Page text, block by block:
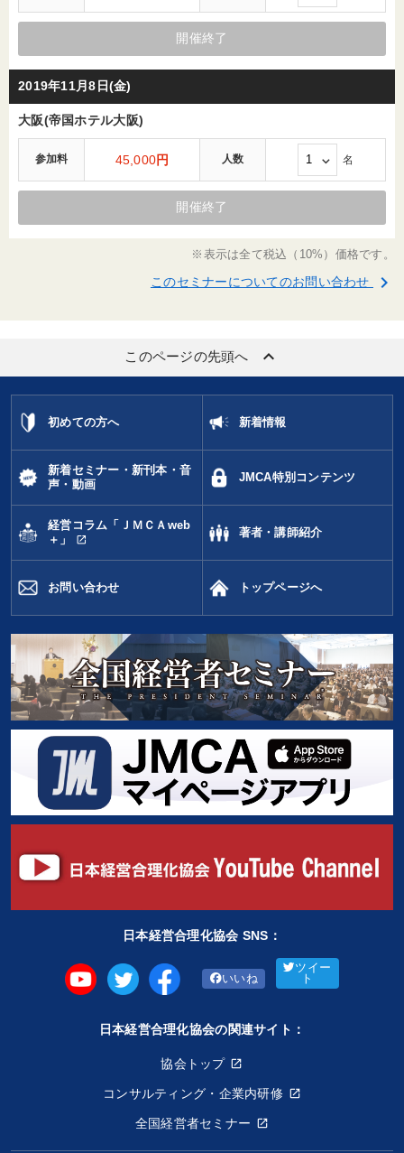
開催終了
2019年11月8日(金)
大阪(帝国ホテル大阪)
参加料 45,000円 人数 名
開催終了
※表示は全て税込（10%）価格です。
このセミナーについてのお問い合わせ keyboard_arrow_right
このページの先頭へ keyboard_arrow_up
初めての方へ 新着情報
新着セミナー・新刊本・音
声・動画
JMCA特別コンテンツ
経営コラム「ＪＭＣＡweb
＋」
open_in_new
著者・講師紹介
お問い合わせ トップページへ
日本経営合理化協会 SNS：
いいね
ツイー
ト
日本経営合理化協会の関連サイト：
協会トップ
コンサルティング・企業内研修
全国経営者セミナー